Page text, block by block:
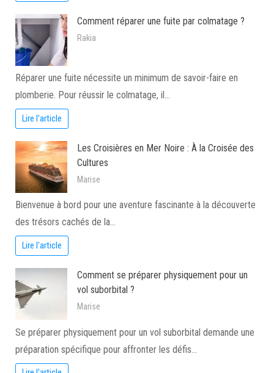
Comment réparer une fuite par colmatage ?
Rakia
Réparer une fuite nécessite un minimum de savoir-faire en
plomberie. Pour réussir le colmatage, il…
Lire l'article
Les Croisières en Mer Noire : À la Croisée des
Cultures
Marise
Bienvenue à bord pour une aventure fascinante à la découverte
des trésors cachés de la…
Lire l'article
Comment se préparer physiquement pour un
vol suborbital ?
Marise
Se préparer physiquement pour un vol suborbital demande une
préparation spécifique pour affronter les défis…